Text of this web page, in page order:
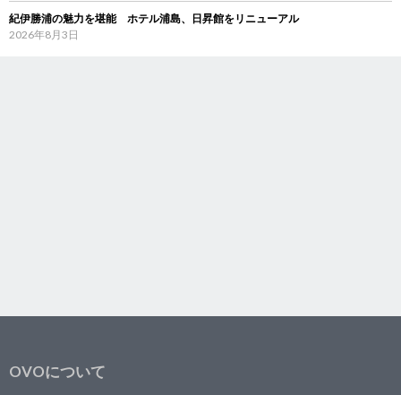
紀伊勝浦の魅力を堪能 ホテル浦島、日昇館をリニューアル
2026年8月3日
OVOについて